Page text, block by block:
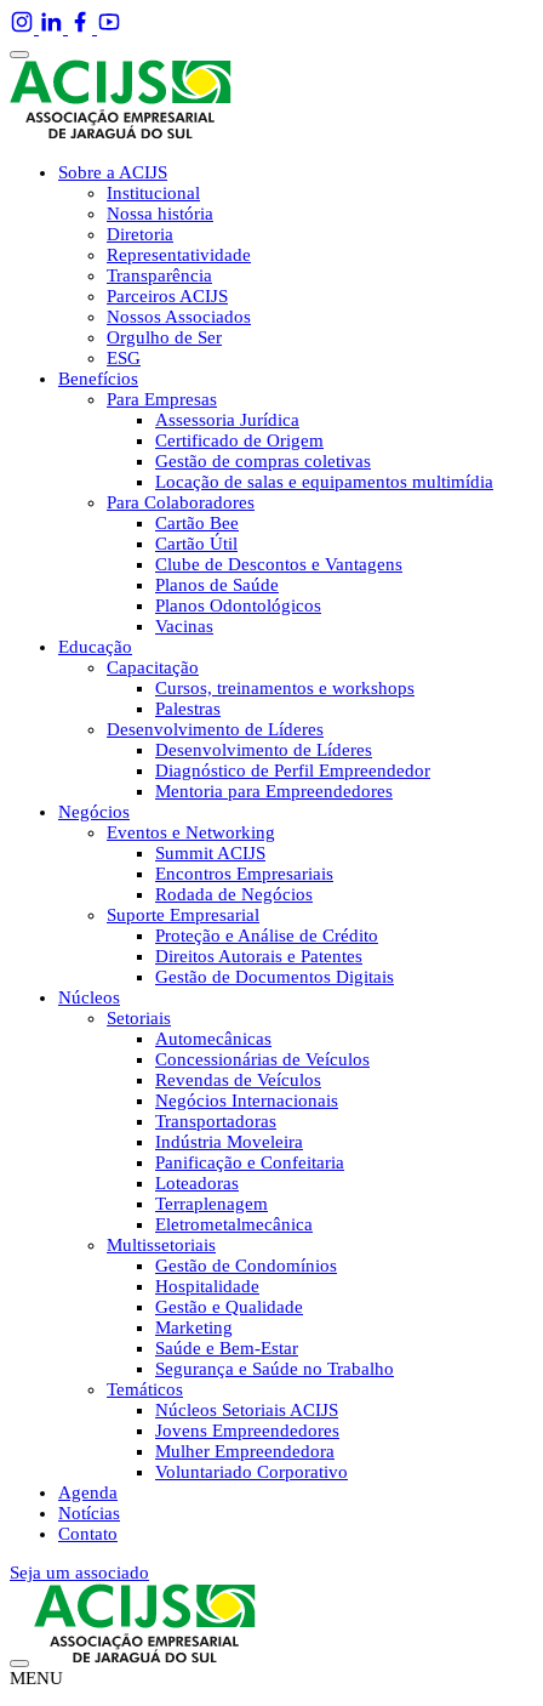
Sobre a ACIJS
Institucional
Nossa história
Diretoria
Representatividade
Transparência
Parceiros ACIJS
Nossos Associados
Orgulho de Ser
ESG
Benefícios
Para Empresas
Assessoria Jurídica
Certificado de Origem
Gestão de compras coletivas
Locação de salas e equipamentos multimídia
Para Colaboradores
Cartão Bee
Cartão Útil
Clube de Descontos e Vantagens
Planos de Saúde
Planos Odontológicos
Vacinas
Educação
Capacitação
Cursos, treinamentos e workshops
Palestras
Desenvolvimento de Líderes
Desenvolvimento de Líderes
Diagnóstico de Perfil Empreendedor
Mentoria para Empreendedores
Negócios
Eventos e Networking
Summit ACIJS
Encontros Empresariais
Rodada de Negócios
Suporte Empresarial
Proteção e Análise de Crédito
Direitos Autorais e Patentes
Gestão de Documentos Digitais
Núcleos
Setoriais
Automecânicas
Concessionárias de Veículos
Revendas de Veículos
Negócios Internacionais
Transportadoras
Indústria Moveleira
Panificação e Confeitaria
Loteadoras
Terraplenagem
Eletrometalmecânica
Multissetoriais
Gestão de Condomínios
Hospitalidade
Gestão e Qualidade
Marketing
Saúde e Bem-Estar
Segurança e Saúde no Trabalho
Temáticos
Núcleos Setoriais ACIJS
Jovens Empreendedores
Mulher Empreendedora
Voluntariado Corporativo
Agenda
Notícias
Contato
Seja um associado
MENU